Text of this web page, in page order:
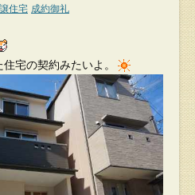
住宅 成約御礼
宅の契約みたいよ。